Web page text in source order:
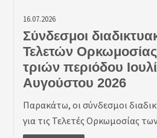
16.07.2026
Σύνδεσμοι
Τελετών
τριών περιόδου
Αυγούστου 2026
Παρακάτω, οι σύνδεσμοι
για τις Τελετές Ορκωμοσίας